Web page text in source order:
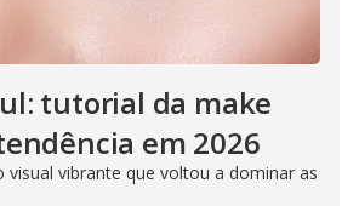
tutorial da make
em 2026
visual vibrante que voltou a dominar as